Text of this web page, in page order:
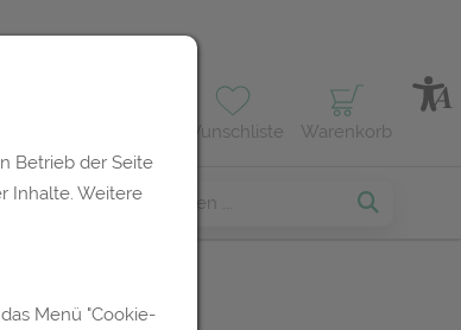
Wunschliste Warenkorb
Betrieb der Seite
Inhalte. Weitere
Menü "Cookie-